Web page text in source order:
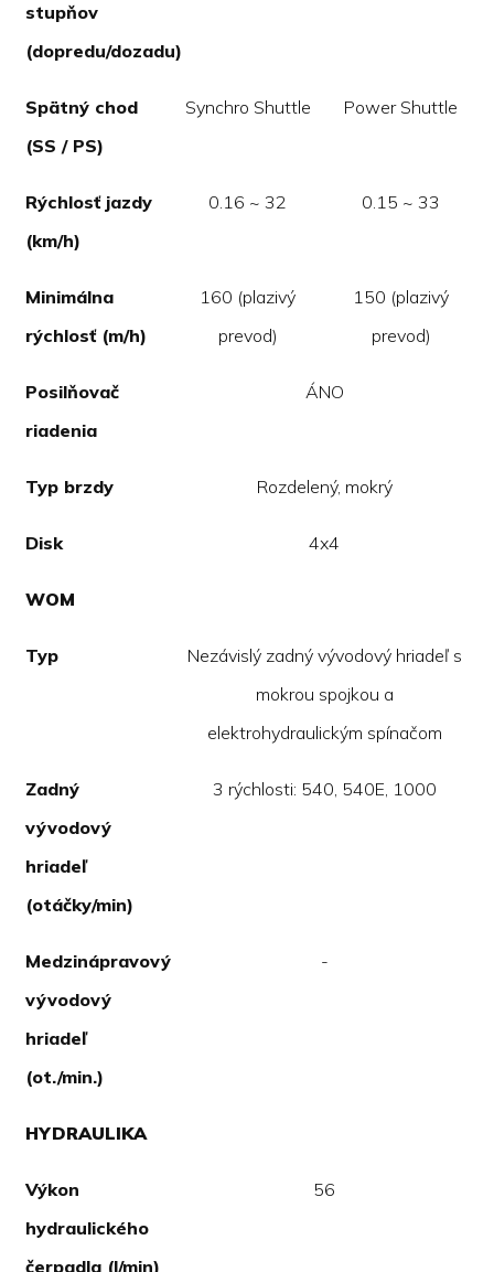
stupňov
(dopredu/dozadu)
Spätný chod
(SS / PS)
Synchro Shuttle Power Shuttle
Rýchlosť jazdy
(km/h)
0.16 ~ 32 0.15 ~ 33
Minimálna
rýchlosť (m/h)
160 (plazivý
prevod)
150 (plazivý
prevod)
Posilňovač
riadenia
ÁNO
Typ brzdy Rozdelený, mokrý
Disk 4x4
WOM
Typ
Nezávislý zadný vývodový hriadeľ s
mokrou spojkou a
elektrohydraulickým spínačom
Zadný
vývodový
hriadeľ
(otáčky/min)
3 rýchlosti: 540, 540E, 1000
Medzinápravový
vývodový
hriadeľ
(ot./min.)
-
HYDRAULIKA
Výkon
hydraulického
čerpadla (l/min)
56